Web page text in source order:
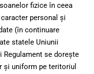
fizice în ceea
personal și
(în continuare
statele Uniunii
Regulament se dorește
și uniform pe teritoriul